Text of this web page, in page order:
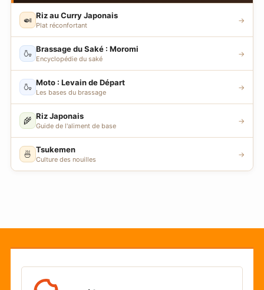
🍛 Riz au Curry Japonais
Plat réconfortant
→
🍶 Brassage du Saké : Moromi
Encyclopédie du saké
→
🍶 Moto : Levain de Départ
Les bases du brassage
→
🌾 Riz Japonais
Guide de l'aliment de base
→
🍜 Tsukemen
Culture des nouilles
→